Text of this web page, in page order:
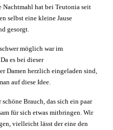
Nachtmahl hat bei Teutonia seit
selbst eine kleine Jause
gesorgt.
möglich war im
es bei dieser
Damen herzlich eingeladen sind,
auf diese Idee.
Brauch, das sich ein paar
für sich etwas mitbringen. Wir
vielleicht lässt der eine den